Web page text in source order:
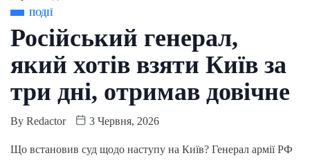
ПОДІЇ
Російський генерал,
який хотів взяти Київ за
три дні, отримав довічне
By Redactor 3 Червня, 2026
Що встановив суд щодо наступу на Київ? Генерал армії РФ